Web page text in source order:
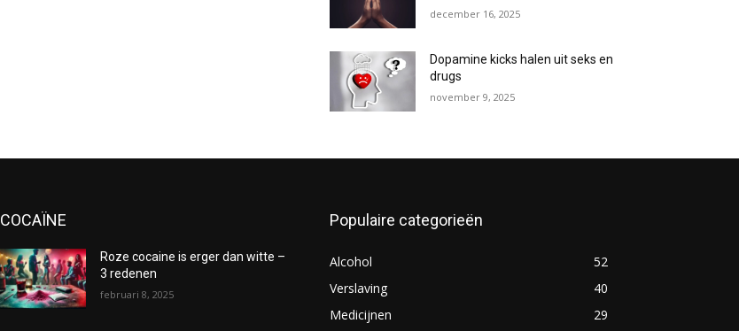
december 16, 2025
Dopamine kicks halen uit seks en
drugs
november 9, 2025
COCAÏNE
Roze cocaine is erger dan witte –
3 redenen
februari 8, 2025
Populaire categorieën
Alcohol
52
Verslaving
40
Medicijnen
29